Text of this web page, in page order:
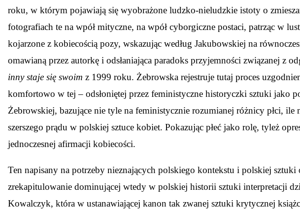
roku, w którym pojawiają się wyobrażone ludzko-nieludzkie istoty o
fotografiach te na wpół mityczne, na wpół cyborgiczne postaci, patrząc w
kojarzone z kobiecością pozy, wskazując według Jakubowskiej na
omawianą przez autorkę i odsłaniająca paradoks przyjemności związanej z
inny staje się swoim z 1999 roku. Żebrowska rejestruje tutaj proces
komfortowo w tej – odsłoniętej przez feministyczne historyczki sztuki jako
Żebrowskiej, bazujące nie tyle na feministycznie rozumianej różnicy płci,
szerszego prądu w polskiej sztuce kobiet. Pokazując płeć jako rolę, tyleż
jednoczesnej afirmacji kobiecości.
Ten napisany na potrzeby nieznających polskiego kontekstu i polskiej
zrekapitulowanie dominującej wtedy w polskiej historii sztuki interpretacji
Kowalczyk, która w ustanawiającej kanon tak zwanej sztuki krytycznej